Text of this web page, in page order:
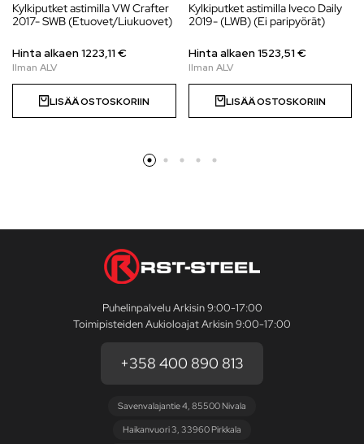
Kylkiputket astimilla VW Crafter
2017- SWB (Etuovet/Liukuovet)
Hinta alkaen 1223,11 €
LISÄÄ OSTOSKORIIN
Kylkiputket astimilla Iveco Daily
2019- (LWB) (Ei paripyörät)
Hinta alkaen1523,51€
LISÄÄ OSTOSKORIIN
Puhelinpalvelu Arkisin 9:00-17:00
Toimipisteiden Aukioloajat Arkisin 9:00-17:00
+358 400 890 813
Savenvalajantie 4, 85500 Nivala
Haikanvuori 3, 33960 Pirkkala